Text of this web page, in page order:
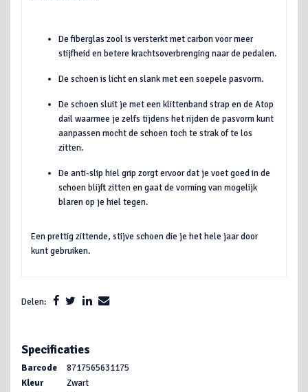
De fiberglas zool is versterkt met carbon voor meer
stijfheid en betere krachtsoverbrenging naar de pedalen.
De schoen is licht en slank met een soepele pasvorm.
De schoen sluit je met een klittenband strap en de Atop
dail waarmee je zelfs tijdens het rijden de pasvorm kunt
aanpassen mocht de schoen toch te strak of te los
zitten.
De anti-slip hiel grip zorgt ervoor dat je voet goed in de
schoen blijft zitten en gaat de vorming van mogelijk
blaren op je hiel tegen.
Een prettig zittende, stijve schoen die je het hele jaar door
kunt gebruiken.
Delen:
Specificaties
Barcode
8717565631175
Kleur
Zwart